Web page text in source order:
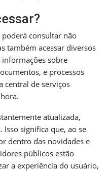
consultar não
também acessar diversos
sobre
e processos
central de serviços
atualizada,
significa que, ao se
dentro das novidades e
públicos estão
a experiência do usuário,